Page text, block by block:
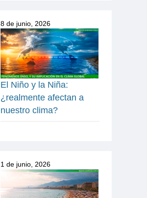
8 de junio, 2026
El Niño y la Niña:
¿realmente afectan a
nuestro clima?
1 de junio, 2026